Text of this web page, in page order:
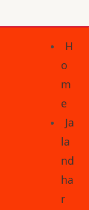
H
o
m
e
Ja
la
nd
ha
r